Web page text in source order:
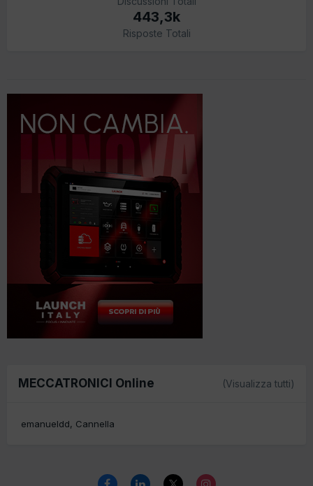
443,3k
Risposte Totali
MECCATRONICI Online (Visualizza tutti)
emanueldd Cannella